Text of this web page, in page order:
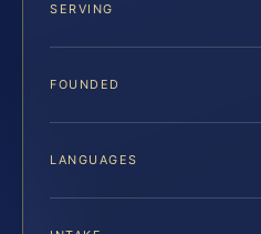
SERVING
FOUNDED
LANGUAGES